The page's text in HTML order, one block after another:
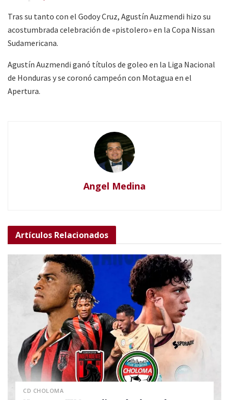
Tras su tanto con el Godoy Cruz, Agustín Auzmendi hizo su
acostumbrada celebración de «pistolero» en la Copa Nissan
Sudamericana.
Agustín Auzmendi ganó títulos de goleo en la Liga Nacional
de Honduras y se coronó campeón con Motagua en el
Apertura.
Angel Medina
Artículos Relacionados
CD CHOLOMA